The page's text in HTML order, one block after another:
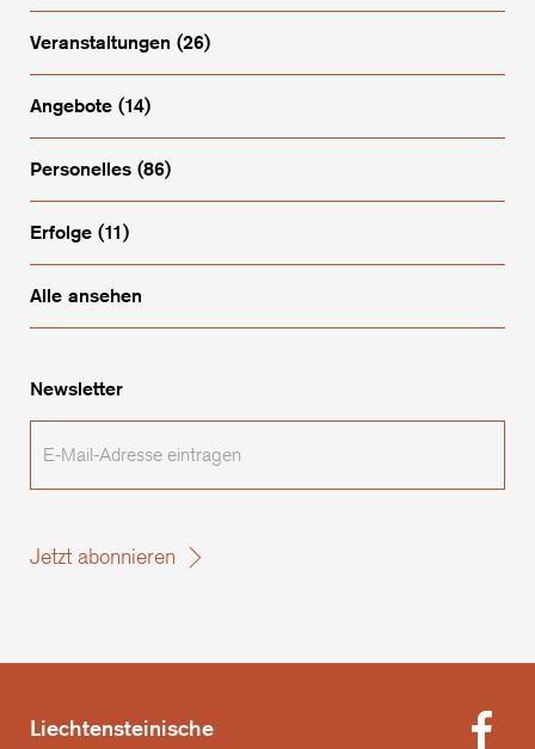
Veranstaltungen (26)
Angebote (14)
Personelles (86)
Erfolge (11)
Alle ansehen
Newsletter
Mail-
Adresse
Jetzt abonnieren
Liechtensteinische